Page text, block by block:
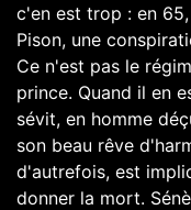
c'en est trop : en
Pison, une
Ce n'est pas le
prince. Quand il en
sévit, en homme
son beau rêve
d'autrefois, est
donner la mort.